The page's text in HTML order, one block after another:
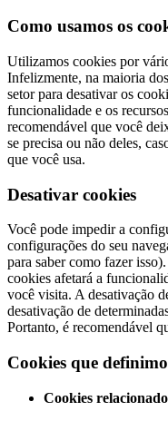
Como usamos os
Utilizamos cookies por
Infelizmente, na maioria
setor para desativar os
funcionalidade e os
recomendável que você
se precisa ou não deles,
que você usa.
Desativar cookies
Você pode impedir a
configurações do seu
para saber como fazer
cookies afetará a
você visita. A desativação
desativação de
Portanto, é recomendável
Cookies que
Cookies